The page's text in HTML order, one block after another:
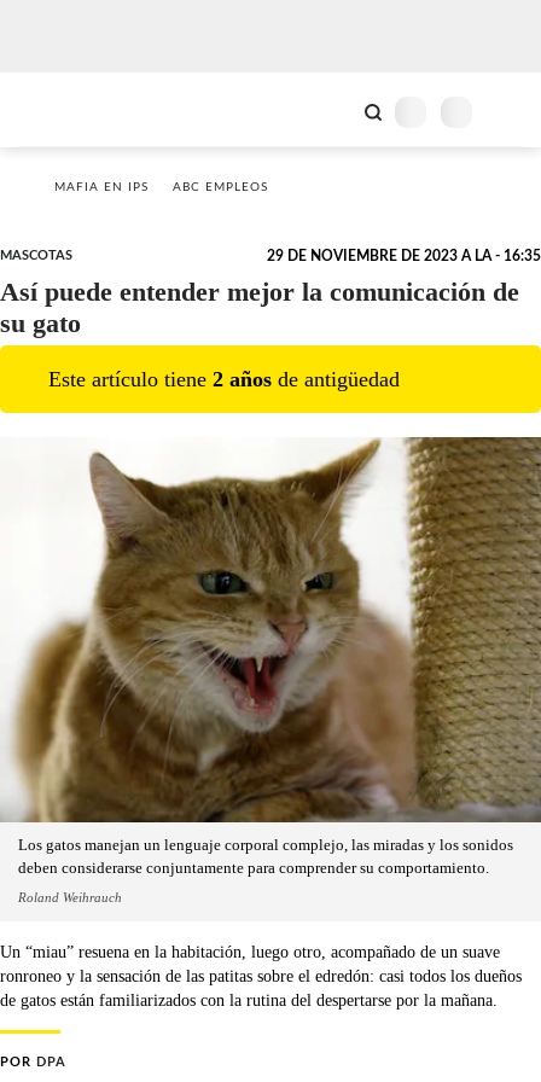
MAFIA EN IPS ABC EMPLEOS
MASCOTAS 29 DE NOVIEMBRE DE 2023 A LA - 16:35
Así puede entender mejor la comunicación de
su gato
Este artículo tiene 2 años de antigüedad
Los gatos manejan un lenguaje corporal complejo, las miradas y los sonidos
deben considerarse conjuntamente para comprender su comportamiento.
Roland Weihrauch
Un “miau” resuena en la habitación, luego otro, acompañado de un suave
ronroneo y la sensación de las patitas sobre el edredón: casi todos los dueños
de gatos están familiarizados con la rutina del despertarse por la mañana.
POR DPA